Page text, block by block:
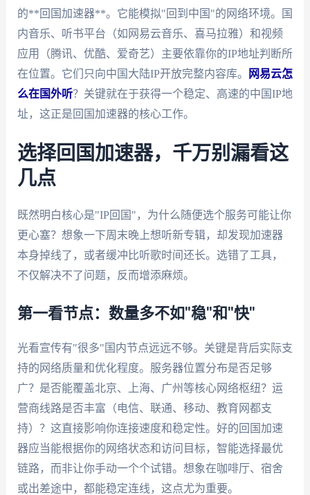
的**回国加速器**。它能模拟"回到中国"的网络环境。国
内音乐、听书平台（如网易云音乐、喜马拉雅）和视频
应用（腾讯、优酷、爱奇艺）主要依靠你的IP地址判断所
在位置。它们只向中国大陆IP开放完整内容库。
网易云怎
么在国外听？关键就在于获得一个稳定、高速的中国IP地
址，这正是回国加速器的核心工作。
选择回国加速器，千万别漏看这
几点
既然明白核心是"IP回国"，为什么随便选个服务可能让你
更心塞？想象一下周末晚上想听新专辑，却发现加速器
本身掉线了，或者缓冲比听歌时间还长。选错了工具，
不仅解决不了问题，反而增添麻烦。
第一看节点：数量多不如"稳"和"快"
光看宣传有"很多"国内节点远远不够。关键是背后实际支
持的网络质量和优化程度。服务器位置分布是否足够
广？是否能覆盖北京、上海、广州等核心网络枢纽？运
营商线路是否丰富（电信、联通、移动、教育网都支
持）？这直接影响你连接速度和稳定性。好的回国加速
器应当能根据你的网络状态和访问目标，智能选择最优
链路，而非让你手动一个个试错。想象在咖啡厅、宿舍
或出差途中，都能稳定连线，这点尤为重要。